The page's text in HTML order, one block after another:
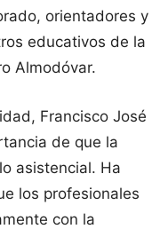
orientadores y
educativos de la
Almodóvar.
Francisco José
de que la
asistencial. Ha
los profesionales
con la